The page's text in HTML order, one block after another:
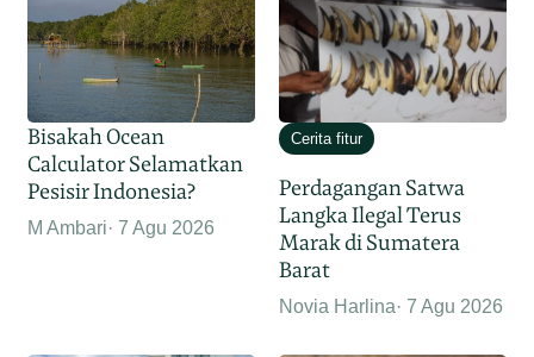
Bisakah Ocean
Calculator Selamatkan
Pesisir Indonesia?
M Ambari 7 Agu 2026
Cerita fitur
Perdagangan Satwa
Langka Ilegal Terus
Marak di Sumatera
Barat
Novia Harlina 7 Agu 2026